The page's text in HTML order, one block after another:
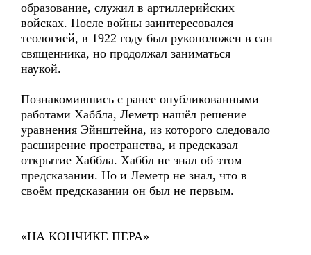
образование, служил в артиллерийских
войсках. После войны заинтересовался
теологией, в 1922 году был рукоположен в сан
священника, но продолжал заниматься
наукой.
Познакомившись с ранее опубликованными
работами Хаббла, Леметр нашёл решение
уравнения Эйнштейна, из которого следовало
расширение пространства, и предсказал
открытие Хаббла. Хаббл не знал об этом
предсказании. Но и Леметр не знал, что в
своём предсказании он был не первым.
«НА КОНЧИКЕ ПЕРА»